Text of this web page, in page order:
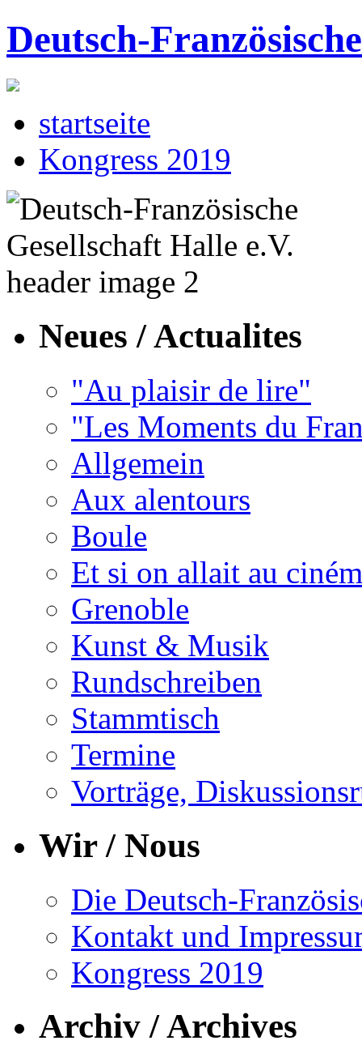
Deutsch-
startseite
Kongress 2019
Neues / Actualites
"Au plaisir de lire"
"Les Moments du
Allgemein
Aux alentours
Boule
Et si on allait au
Grenoble
Kunst & Musik
Rundschreiben
Stammtisch
Termine
Vorträge,
Wir / Nous
Die Deutsch-
Kontakt und
Kongress 2019
Archiv / Archives